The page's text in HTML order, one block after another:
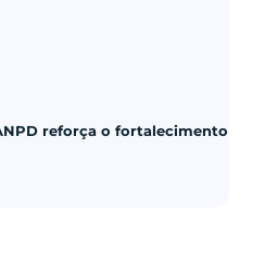
reforça o fortalecimento